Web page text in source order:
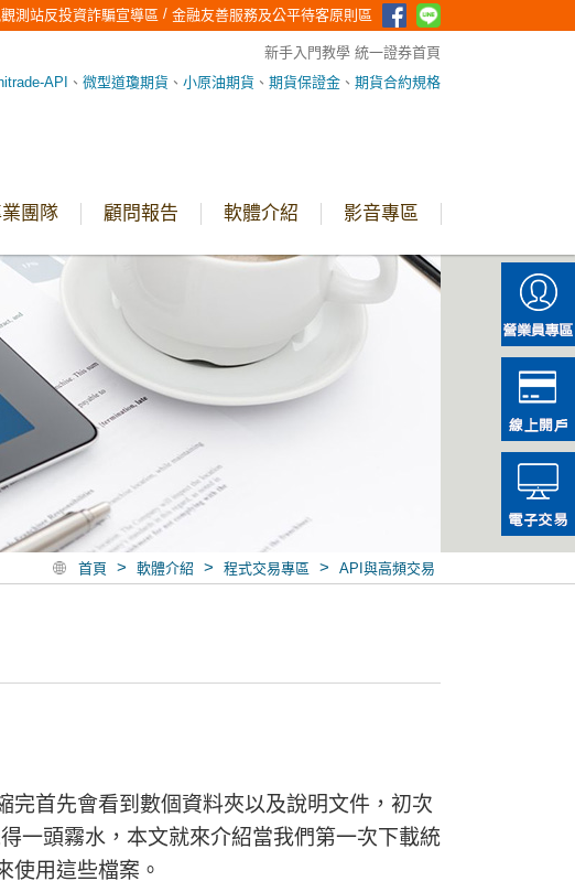
測站反投資詐騙宣導區 / 金融友善服務及公平待客原則區
新手入門教學 統一證券首頁
API 、 微型道瓊期貨 、 小原油期貨 、 期貨保證金 、 期貨合約規格
團隊 顧問報告 軟體介紹 影音專區
首頁 > 軟體介紹 > 程式交易專區 > API與高頻交易
完首先會看到數個資料夾以及說明文件，初次
一頭霧水，本文就來介紹當我們第一次下載統
使用這些檔案。